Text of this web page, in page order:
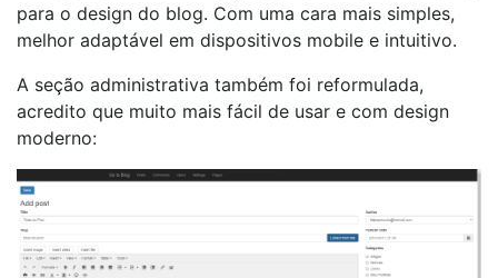
para o design do blog. Com uma cara mais simples,
melhor adaptável em dispositivos mobile e intuitivo.
A seção administrativa também foi reformulada,
acredito que muito mais fácil de usar e com design
moderno: